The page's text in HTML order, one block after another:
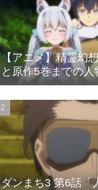
【アニメ】精霊幻
と原作5巻までの人
ダンまち3 第6話「